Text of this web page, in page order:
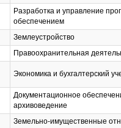
Разработка и управление
обеспечением
Землеустройство
Правоохранительная
Экономика и бухгалтерский
Документационное
архивоведение
Земельно-имущественные